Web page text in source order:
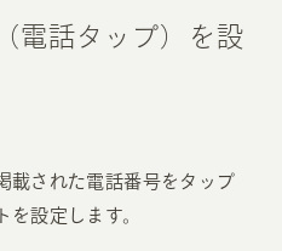
電話タップ）を設
載された電話番号をタップ
を設定します。